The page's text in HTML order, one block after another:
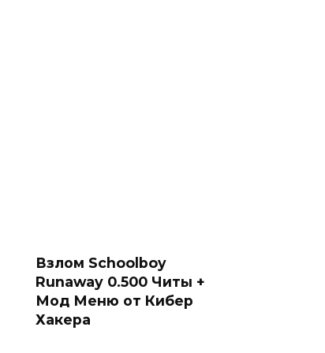
Взлом Schoolboy
Runaway 0.500 Читы +
Мод Меню от Кибер
Хакера